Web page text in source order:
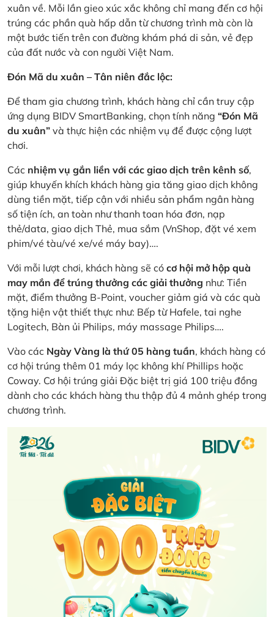
xuân về. Mỗi lần gieo xúc xắc không chỉ mang đến cơ hội
trúng các phần quà hấp dẫn từ chương trình mà còn là
một bước tiến trên con đường khám phá di sản, vẻ đẹp
của đất nước và con người Việt Nam.
Đón Mã du xuân – Tân niên đắc lộc:
Để tham gia chương trình, khách hàng chỉ cần truy cập
ứng dụng BIDV SmartBanking, chọn tính năng “Đón Mã
du xuân” và thực hiện các nhiệm vụ để được cộng lượt
chơi.
Các nhiệm vụ gắn liền với các giao dịch trên kênh số,
giúp khuyến khích khách hàng gia tăng giao dịch không
dùng tiền mặt, tiếp cận với nhiều sản phẩm ngân hàng
số tiện ích, an toàn như thanh toan hóa đơn, nạp
thẻ/data, giao dịch Thẻ, mua sắm (VnShop, đặt vé xem
phim/vé tàu/vé xe/vé máy bay)….
Với mỗi lượt chơi, khách hàng sẽ có cơ hội mở hộp quà
may mắn để trúng thưởng các giải thưởng như: Tiền
mặt, điểm thưởng B-Point, voucher giảm giá và các quà
tặng hiện vật thiết thực như: Bếp từ Hafele, tai nghe
Logitech, Bàn ủi Philips, máy massage Philips….
Vào các Ngày Vàng là thứ 05 hàng tuần, khách hàng có
cơ hội trúng thêm 01 máy lọc không khí Phillips hoặc
Coway. Cơ hội trúng giải Đặc biệt trị giá 100 triệu đồng
dành cho các khách hàng thu thập đủ 4 mảnh ghép trong
chương trình.